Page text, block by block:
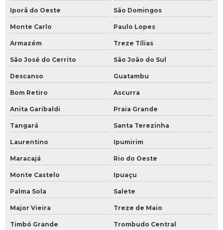
Iporã do Oeste São Domingos
Monte Carlo Paulo Lopes
Armazém Treze Tílias
São José do Cerrito São João do Sul
Descanso Guatambu
Bom Retiro Ascurra
Anita Garibaldi Praia Grande
Tangará Santa Terezinha
Laurentino Ipumirim
Maracajá Rio do Oeste
Monte Castelo Ipuaçu
Palma Sola Salete
Major Vieira Treze de Maio
Timbó Grande Trombudo Central